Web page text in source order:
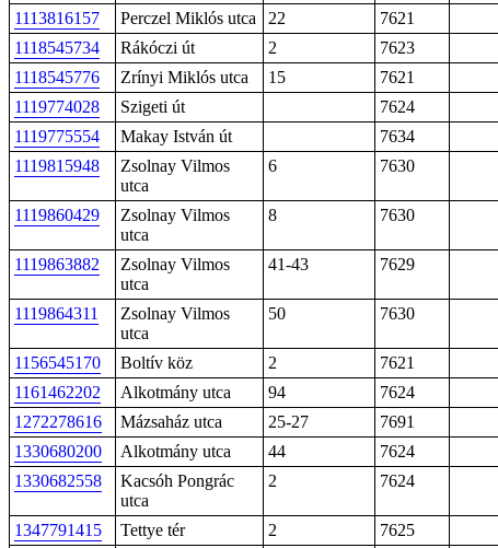
1113816157
Perczel Miklós utca 22 7621
1118545734
Rákóczi út 2 7623
1118545776
Zrínyi Miklós utca 15 7621
1119774028
Szigeti út 7624
1119775554
Makay István út 7634
1119815948
Zsolnay Vilmos
utca
6 7630
1119860429
Zsolnay Vilmos
utca
8 7630
1119863882
Zsolnay Vilmos
utca
41-43 7629
1119864311
Zsolnay Vilmos
utca
50 7630
1156545170 Boltív köz 2 7621
1161462202
Alkotmány utca 94 7624
1272278616
Mázsaház utca 25-27 7691
1330680200
Alkotmány utca 44 7624
1330682558
Kacsóh Pongrác
utca
2 7624
1347791415 Tettye tér 2 7625